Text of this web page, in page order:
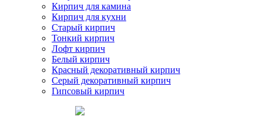
Кирпич для камина
Кирпич для кухни
Старый кирпич
Тонкий кирпич
Лофт кирпич
Белый кирпич
Красный декоративный кирпич
Серый декоративный кирпич
Гипсовый кирпич